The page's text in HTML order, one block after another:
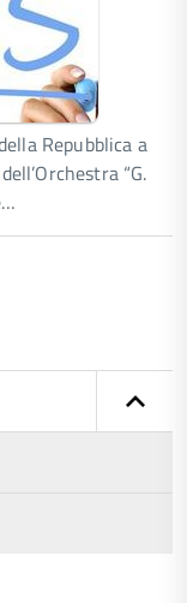
Repubblica a
“G.